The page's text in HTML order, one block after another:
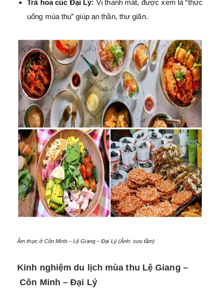
Trà hoa cúc Đại Lý: Vị thanh mát, được xem là “thức
uống mùa thu” giúp an thần, thư giãn.
Ẩm thực ở Côn Minh – Lệ Giang – Đại Lý (Ảnh: sưu tầm)
Kinh nghiệm du lịch mùa thu Lệ Giang –
Côn Minh – Đại Lý